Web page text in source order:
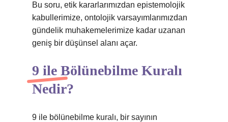
Bu soru, etik kararlarımızdan epistemolojik
kabullerimize, ontolojik varsayımlarımızdan
gündelik muhakemelerimize kadar uzanan
geniş bir düşünsel alanı açar.
9 ile Bölünebilme Kuralı
Nedir?
9 ile bölünebilme kuralı, bir sayının